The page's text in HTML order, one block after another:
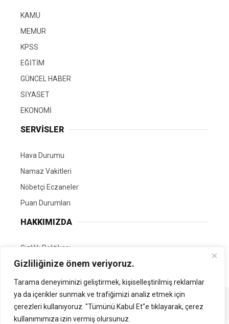
Gizliliğinize önem veriyoruz.
Tarama deneyiminizi geliştirmek, kişiselleştirilmiş reklamlar
ya da içerikler sunmak ve trafiğimizi analiz etmek için
çerezleri kullanıyoruz. "Tümünü Kabul Et"e tıklayarak, çerez
kullanımımıza izin vermiş olursunuz.
KAMU
MEMUR
KPSS
EĞİTİM
GÜNCEL HABER
SİYASET
EKONOMİ
SERVİSLER
Hava Durumu
Namaz Vakitleri
Nöbetçi Eczaneler
Puan Durumları
HAKKIMIZDA
Gizlilik Politikası
GÖNÜLLÜ EDİTÖRÜMÜZ OL
Tüm Hakları Saklıdır. | Kamubilgi.com | 2026